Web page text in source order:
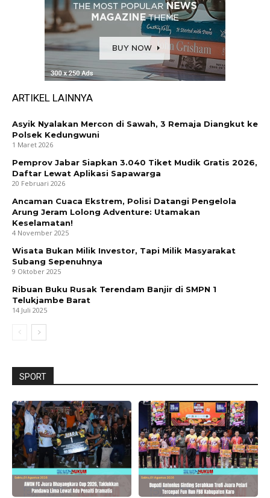
ARTIKEL LAINNYA
Asyik Nyalakan Mercon di Sawah, 3 Remaja Diangkut ke
Polsek Kedungwuni
1 Maret 2026
Pemprov Jabar Siapkan 3.040 Tiket Mudik Gratis 2026,
Daftar Lewat Aplikasi Sapawarga
20 Februari 2026
Ancaman Cuaca Ekstrem, Polisi Datangi Pengelola
Arung Jeram Lolong Adventure: Utamakan
Keselamatan!
4 November 2025
Wisata Bukan Milik Investor, Tapi Milik Masyarakat
Subang Sepenuhnya
9 Oktober 2025
Ribuan Buku Rusak Terendam Banjir di SMPN 1
Telukjambe Barat
14 Juli 2025
SPORT